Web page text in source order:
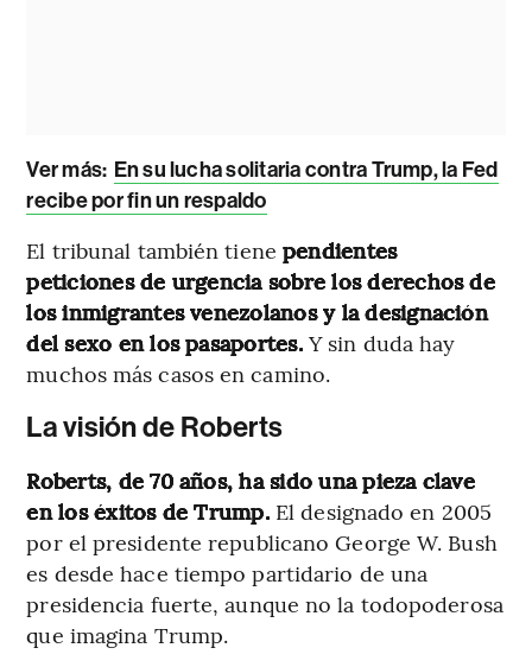
Ver más: En su lucha solitaria contra Trump, la Fed
recibe por fin un respaldo
El tribunal también tiene pendientes
peticiones de urgencia sobre los derechos de
los inmigrantes venezolanos y la designación
del sexo en los pasaportes.Y sin duda hay
muchos más casos en camino.
La visión de Roberts
Roberts, de 70 años, ha sido una pieza clave
en los éxitos de Trump.El designado en 2005
por el presidente republicano George W. Bush
es desde hace tiempo partidario de una
presidencia fuerte, aunque no la todopoderosa
que imagina Trump.